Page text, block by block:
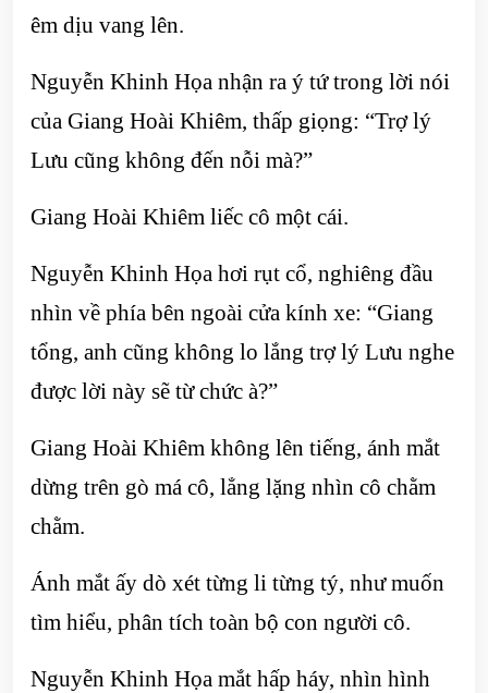
êm dịu vang lên.
Nguyễn Khinh Họa nhận ra ý tứ trong lời nói
của Giang Hoài Khiêm, thấp giọng: “Trợ lý
Lưu cũng không đến nỗi mà?”
Giang Hoài Khiêm liếc cô một cái.
Nguyễn Khinh Họa hơi rụt cổ, nghiêng đầu
nhìn về phía bên ngoài cửa kính xe: “Giang
tổng, anh cũng không lo lắng trợ lý Lưu nghe
được lời này sẽ từ chức à?”
Giang Hoài Khiêm không lên tiếng, ánh mắt
dừng trên gò má cô, lẳng lặng nhìn cô chằm
chằm.
Ánh mắt ấy dò xét từng li từng tý, như muốn
tìm hiểu, phân tích toàn bộ con người cô.
Nguyễn Khinh Họa mắt hấp háy, nhìn hình